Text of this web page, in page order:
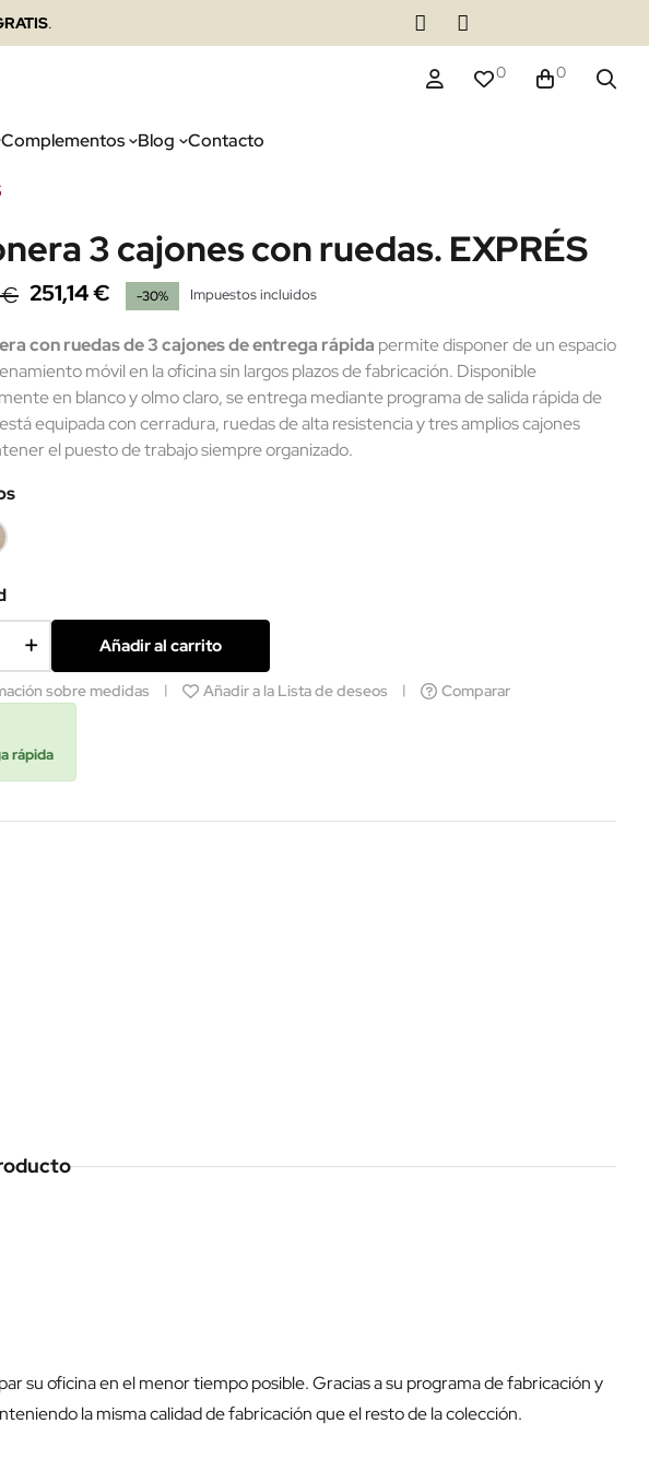
.
0 0
Complementos Blog Contacto
3 cajones con ruedas. EXPRÉS
€ 251,14 € -30% Impuestos incluidos
con ruedas de 3 cajones de entrega rápida permite disponer de un espacio
móvil en la oficina sin largos plazos de fabricación. Disponible
en blanco y olmo claro, se entrega mediante programa de salida rápida de
equipada con cerradura, ruedas de alta resistencia y tres amplios cajones
el puesto de trabajo siempre organizado.
Añadir al carrito
sobre medidas Añadir a la Lista de deseos Comparar
rápida
su oficina en el menor tiempo posible. Gracias a su programa de fabricación y
la misma calidad de fabricación que el resto de la colección.